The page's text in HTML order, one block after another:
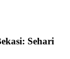
Sehari